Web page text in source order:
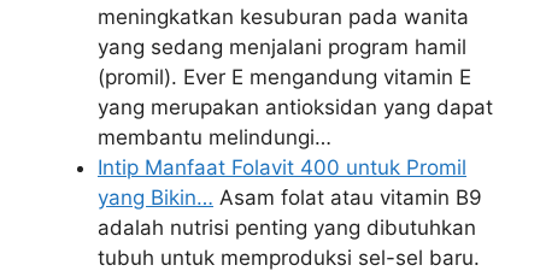
meningkatkan kesuburan pada wanita
yang sedang menjalani program hamil
(promil). Ever E mengandung vitamin E
yang merupakan antioksidan yang dapat
membantu melindungi…
Intip Manfaat Folavit 400 untuk Promil
yang Bikin… Asam folat atau vitamin B9
adalah nutrisi penting yang dibutuhkan
tubuh untuk memproduksi sel-sel baru.